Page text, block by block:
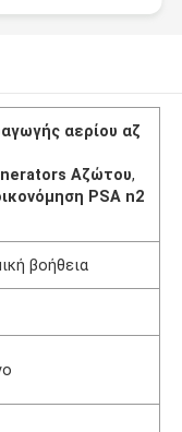
αερίου αζ
Αζώτου,
PSA n2
βοήθεια